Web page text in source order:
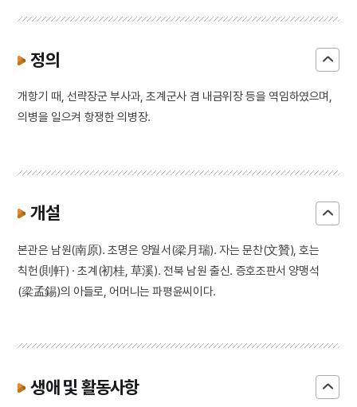
정의
개항기 때, 선략장군 부사과, 초계군사 겸 내금위장 등을 역임하였으며,
의병을 일으켜 항쟁한 의병장.
개설
본관은 남원(南原). 초명은 양월서(梁月瑞). 자는 문찬(文贊), 호는
칙헌(則軒) · 초계(初桂, 草溪). 전북 남원 출신. 증호조판서 양맹석
(梁孟錫)의 아들로, 어머니는 파평윤씨이다.
생애 및 활동사항